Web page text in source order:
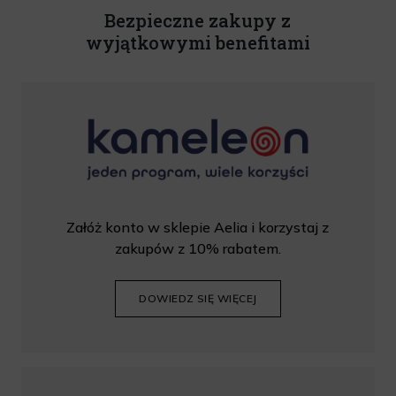
Bezpieczne zakupy z
wyjątkowymi benefitami
Załóż konto w sklepie Aelia i korzystaj z
zakupów z 10% rabatem.
DOWIEDZ SIĘ WIĘCEJ